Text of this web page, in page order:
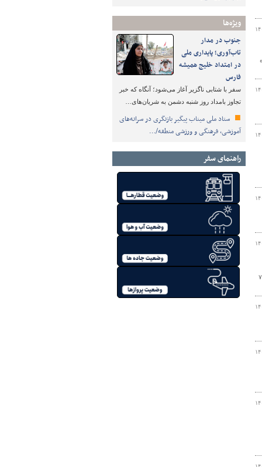
ویژه‌ها
جنوب در مدار
تاب‌آوری؛ پایداری ملی
در امتداد خلیج همیشه
فارس
سفر با شتابی ناگزیر آغاز می‌شود؛ آنگاه که خبر
تجاوز بامداد روز شنبه دشمن به شریان‌های…
ستاد ملی میناب پیگیر بازنگری در سرانه‌های
آموزشی، فرهنگی و ورزشی منطقه/…
راهنمای سفر
با تدفین شهید گمنام ثبت بین المللی شد، گفت: امسال ۷۰